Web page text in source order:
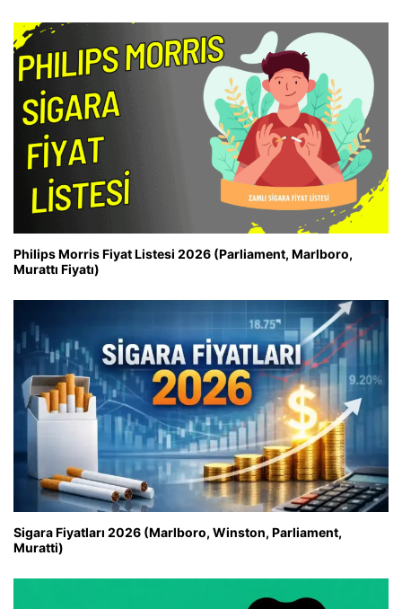
Philips Morris Fiyat Listesi 2026 (Parliament, Marlboro,
Murattı Fiyatı)
Sigara Fiyatları 2026 (Marlboro, Winston, Parliament,
Muratti)